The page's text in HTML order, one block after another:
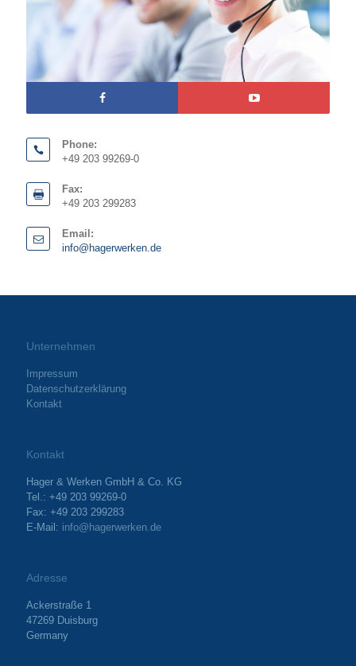
Phone:
+49 203 99269-0
Fax:
+49 203 299283
Email:
info@hagerwerken.de
Unternehmen
Impressum
Datenschutzerklärung
Kontakt
Kontakt
Hager & Werken GmbH & Co. KG
Tel.: +49 203 99269-0
Fax: +49 203 299283
E-Mail: info@hagerwerken.de
Adresse
Ackerstraße 1
47269 Duisburg
Germany